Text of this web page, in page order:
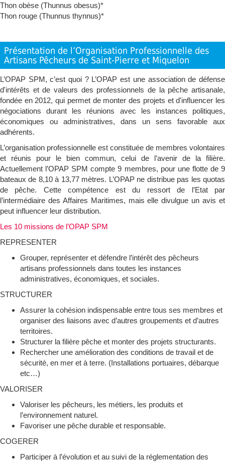
Thon obèse (Thunnus obesus)*
Thon rouge (Thunnus thynnus)*
Présentation de l’Organisation Professionnelle des
Artisans Pêcheurs de Saint-Pierre et Miquelon
L’OPAP SPM, c’est quoi ? L’OPAP est une association de défense
d'intérêts et de valeurs des professionnels de la pêche artisanale,
fondée en 2012, qui permet de monter des projets et d'influencer les
négociations durant les réunions avec les instances politiques,
économiques ou administratives, dans un sens favorable aux
adhérents.
L’organisation professionnelle est constituée de membres volontaires
et réunis pour le bien commun, celui de l’avenir de la filière.
Actuellement l’OPAP SPM compte 9 membres, pour une flotte de 9
bateaux de 8,10 à 13,77 mètres. L’OPAP ne distribue pas les quotas
de pêche. Cette compétence est du ressort de l’Etat par
l’intermédiaire des Affaires Maritimes, mais elle divulgue un avis et
peut influencer leur distribution.
Les 10 missions de l’OPAP SPM
REPRESENTER
Grouper, représenter et défendre l’intérêt des pêcheurs
artisans professionnels dans toutes les instances
administratives, économiques, et sociales.
STRUCTURER
Assurer la cohésion indispensable entre tous ses membres et
organiser des liaisons avec d’autres groupements et d’autres
territoires.
Structurer la filière pêche et monter des projets structurants.
Rechercher une amélioration des conditions de travail et de
sécurité, en mer et à terre. (Installations portuaires, débarque
etc…)
VALORISER
Valoriser les pêcheurs, les métiers, les produits et
l’environnement naturel.
Favoriser une pêche durable et responsable.
COGERER
Participer à l’évolution et au suivi de la réglementation des